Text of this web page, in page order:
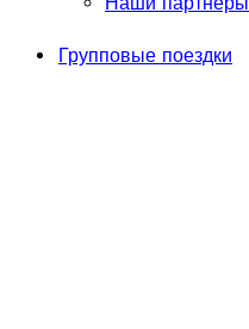
Групповые поездки